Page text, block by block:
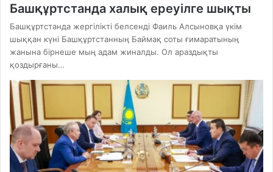
Башқұртстанда халық ереуілге шықты
Башқұртстанда жергілікті белсенді Фаиль Алсыновқа үкім
шыққан күні Башқұртстанның Баймақ соты ғимаратының
жанына бірнеше мың адам жиналды. Ол араздықты
қоздырғаны…